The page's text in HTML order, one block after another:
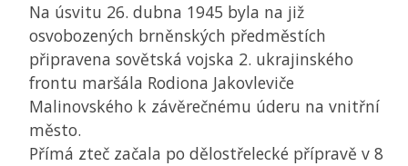
Na úsvitu 26. dubna 1945 byla na již
osvobozených brněnských předměstích
připravena sovětská vojska 2. ukrajinského
frontu maršála Rodiona Jakovleviče
Malinovského k závěrečnému úderu na vnitřní
město.
Přímá zteč začala po dělostřelecké přípravě v 8